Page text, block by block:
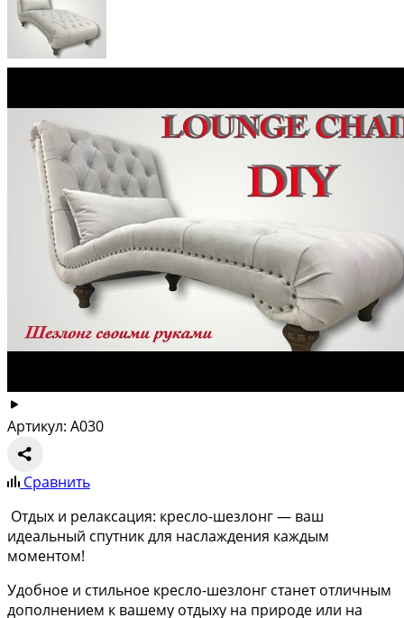
Артикул: A030
Сравнить
Отдых и релаксация: кресло-шезлонг — ваш
идеальный спутник для наслаждения каждым
моментом!
Удобное и стильное кресло-шезлонг станет отличным
дополнением к вашему отдыху на природе или на